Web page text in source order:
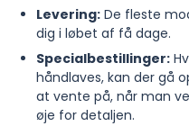
Levering:De fleste
dig i løbet af få dage.
Specialbestillinger:
håndlaves, kan der gå
at vente på, når man
øje for detaljen.